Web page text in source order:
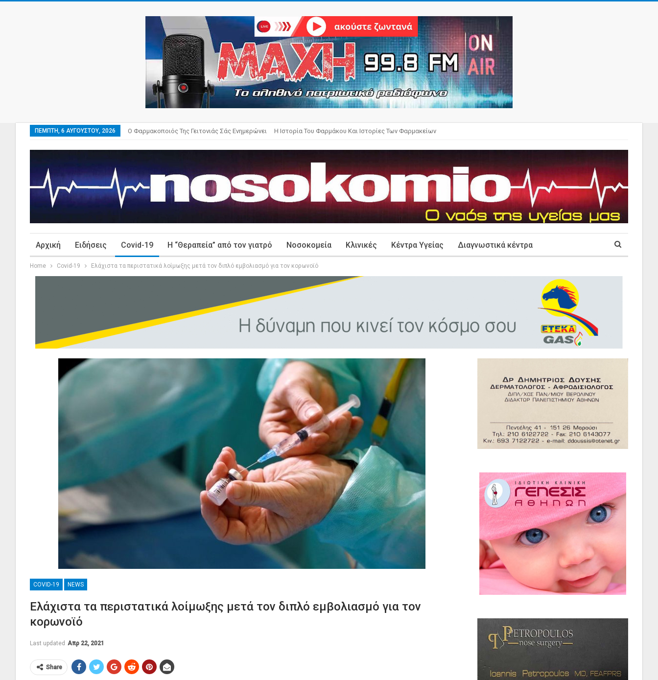
ΠΈΜΠΤΗ, 6 ΑΥΓΟΎΣΤΟΥ, 2026 Ο Φαρμακοποιός Της Γειτονιάς Σάς Ενημερώνει Η Ιστορία Του Φαρμάκου Και Ιστορίες Των Φαρμακείων
Αρχική Ειδήσεις Covid-19 Η “Θεραπεία” από τον γιατρό Νοσοκομεία Κλινικές Κέντρα Υγείας Διαγνωστικά κέντρα
Home Covid-19 Ελάχιστα τα περιστατικά λοίμωξης μετά τον διπλό εμβολιασμό για τον κορωνοϊό
COVID-19 NEWS
Ελάχιστα τα περιστατικά λοίμωξης μετά τον διπλό εμβολιασμό για τον
κορωνοϊό
Last updated Απρ 22, 2021
Share